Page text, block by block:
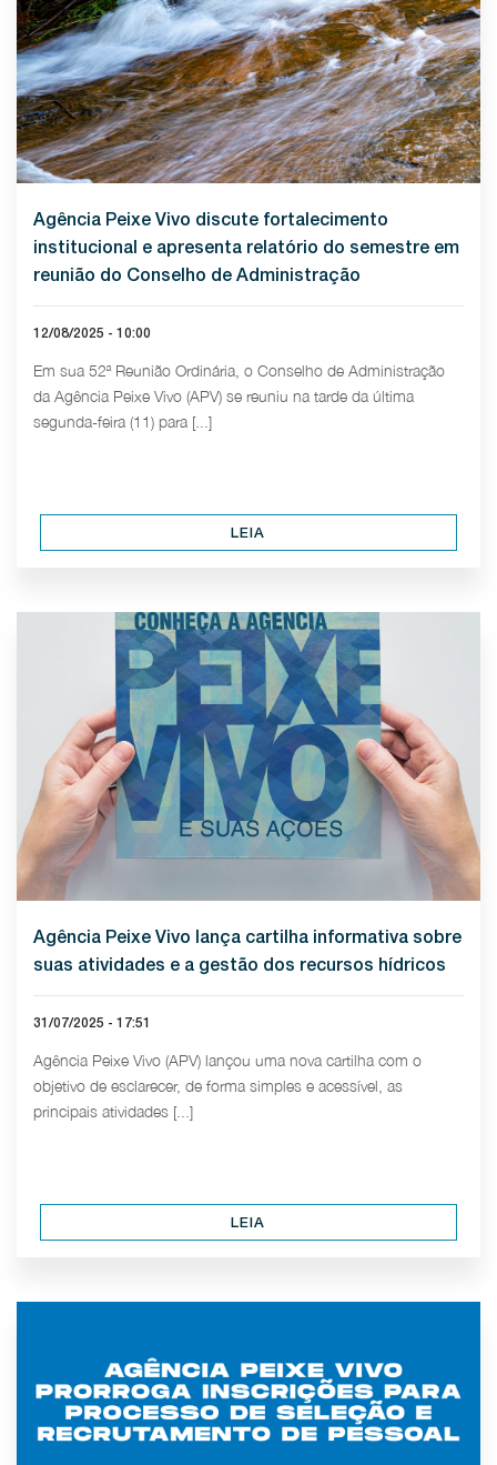
Agência Peixe Vivo discute fortalecimento
institucional e apresenta relatório do semestre em
reunião do Conselho de Administração
12/08/2025 - 10:00
Em sua 52ª Reunião Ordinária, o Conselho de Administração
da Agência Peixe Vivo (APV) se reuniu na tarde da última
segunda-feira (11) para [...]
LEIA
Agência Peixe Vivo lança cartilha informativa sobre
suas atividades e a gestão dos recursos hídricos
31/07/2025 - 17:51
Agência Peixe Vivo (APV) lançou uma nova cartilha com o
objetivo de esclarecer, de forma simples e acessível, as
principais atividades [...]
LEIA